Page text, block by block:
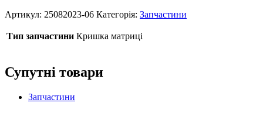
Артикул: 25082023-06 Категорія: Запчастини
Тип запчастини Кришка матриці
Супутні товари
Запчастини